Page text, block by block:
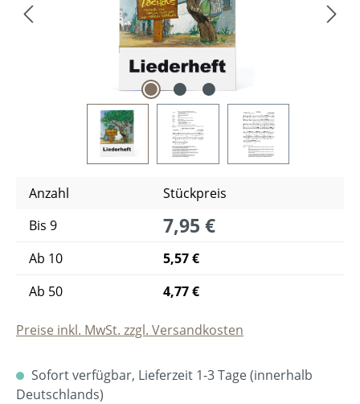
Anzahl
Stückpreis
Bis 9 7,95 €
Ab 10
5,57 €
Ab 50 4,77 €
Preise inkl. MwSt. zzgl. Versandkosten
Sofort verfügbar, Lieferzeit 1-3 Tage (innerhalb
Deutschlands)